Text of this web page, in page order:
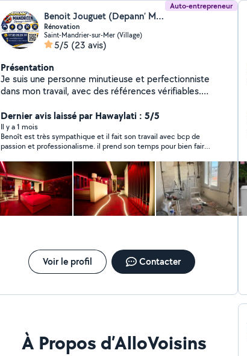
Auto-entrepreneur
Benoit Jouguet (Depann’ Mandréen)
Rénovation
Saint-Mandrier-sur-Mer (Village)
5/5 (23 avis)
Présentation
Je suis une personne minutieuse et perfectionniste
dans mon travail, avec des références vérifiables.
nécessaire pour étudier votre projet et vous proposer
la meilleure solution possible. Pour toute demande
située en dehors de mon périmètre d'intervention,
merci de me joindre directement sur mon téléphone
que vous retrouverez dans mon profil Mes clients me
recommandent régulièrement, comme en témoignent
mes évaluations et leurs commentaires élogieux. Bien à
vous, Benoît
Dernier avis laissé par Hawaylati : 5/5
Il y a 1 mois
Benoît est très sympathique et il fait son travail avec bcp de
passion et professionalisme. il prend son temps pour bien faire
besoin n'hésitez pas.
Voir le profil Contacter
À Propos d’AlloVoisins